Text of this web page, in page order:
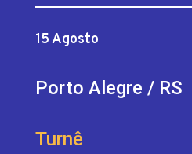
15 Agosto
Porto Alegre / RS
Turnê